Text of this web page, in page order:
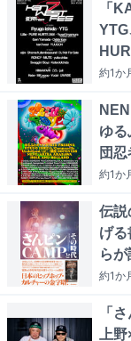
「
約1か
ゆ
団忍
約1か
伝説
げ
ら
約1か
「
上